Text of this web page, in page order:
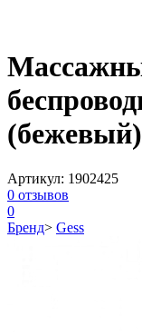
Артикул: 1902425
0 отзывов
0
Бренд> Gess